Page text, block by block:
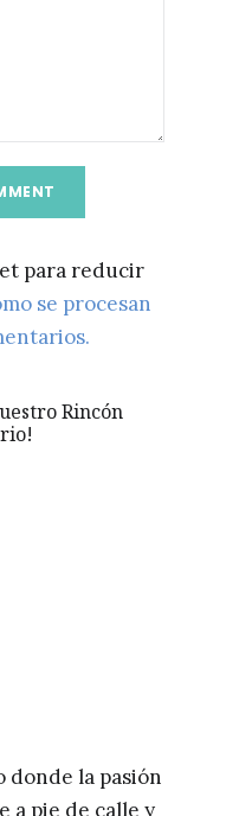
para reducir
se procesan
Rincón
donde la pasión
a pie de calle y